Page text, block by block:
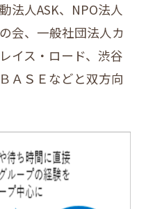
法人ASK、NPO法人
会、一般社団法人カ
イス・ロード、渋谷
ＡＳＥなどと双方向